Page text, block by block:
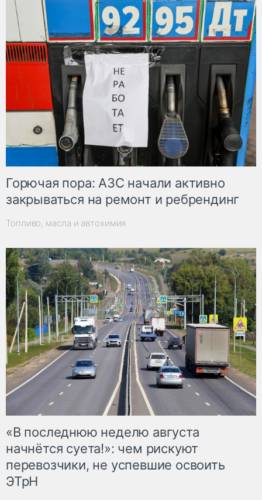
Горючая пора: АЗС начали активно
закрываться на ремонт и ребрендинг
Топливо, масла и автохимия
«В последнюю неделю августа
начнётся суета!»: чем рискуют
перевозчики, не успевшие освоить
ЭТрН